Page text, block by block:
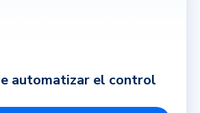
automatizar el control